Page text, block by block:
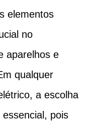
elementos
no
aparelhos e
qualquer
a escolha
pois